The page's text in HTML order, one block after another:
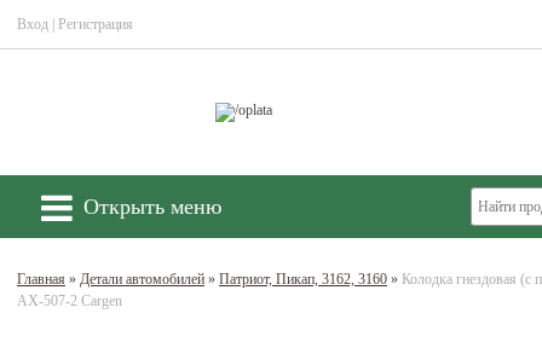
Вход Регистрация
Открыть меню
Главная » Детали автомобилей » Патриот, Пикап, 3162, 3160 » Колодка гнездовая
АХ-507-2 Cargen